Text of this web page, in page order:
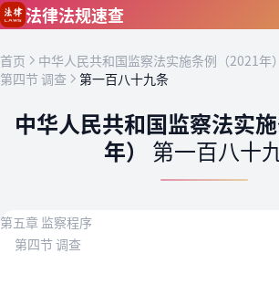
跳到主要内容
法律法规速查
首页 中华人民共和国监察法实施条例（2021年）
第四节 调查
第一百八十九条
中华人民共和国监察法实
年） 第一百八十
第五章 监察程序
第四节 调查